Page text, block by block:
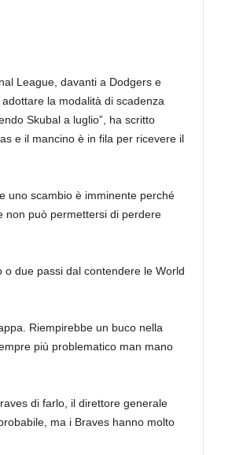
League, davanti a Dodgers e
la modalità di scadenza
Skubal a luglio”, ha scritto
e il mancino è in fila per ricevere il
uno scambio è imminente perché
non può permettersi di perdere
due passi dal contendere le World
Riempirebbe un buco nella
più problematico man mano
di farlo, il direttore generale
ma i Braves hanno molto